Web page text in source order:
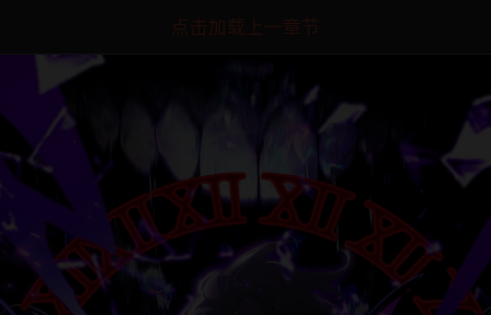
点击加载上一章节